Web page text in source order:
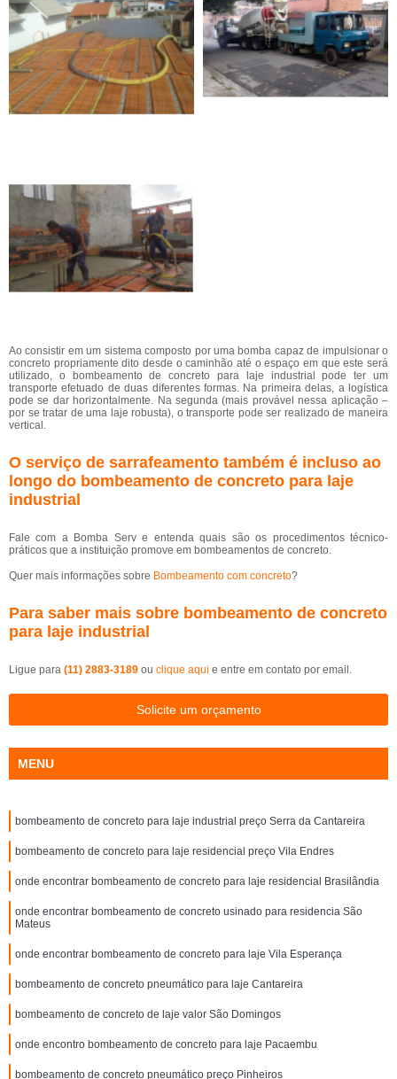
Ao consistir em um sistema composto por uma bomba capaz de impulsionar o
concreto propriamente dito desde o caminhão até o espaço em que este será
utilizado, o bombeamento de concreto para laje industrial pode ter um
transporte efetuado de duas diferentes formas. Na primeira delas, a logística
pode se dar horizontalmente. Na segunda (mais provável nessa aplicação –
por se tratar de uma laje robusta), o transporte pode ser realizado de maneira
vertical.
O serviço de sarrafeamento também é incluso ao
longo do bombeamento de concreto para laje
industrial
Fale com a Bomba Serv e entenda quais são os procedimentos técnico-
práticos que a instituição promove em bombeamentos de concreto.
Quer mais informações sobre Bombeamento com concreto?
Para saber mais sobre bombeamento de concreto
para laje industrial
Ligue para (11) 2883-3189 ou clique aqui e entre em contato por email.
Solicite um orçamento
MENU
bombeamento de concreto para laje industrial preço Serra da Cantareira
bombeamento de concreto para laje residencial preço Vila Endres
onde encontrar bombeamento de concreto para laje residencial Brasilândia
onde encontrar bombeamento de concreto usinado para residencia São
Mateus
onde encontrar bombeamento de concreto para laje Vila Esperança
bombeamento de concreto pneumático para laje Cantareira
bombeamento de concreto de laje valor São Domingos
onde encontro bombeamento de concreto para laje Pacaembu
bombeamento de concreto pneumático preço Pinheiros